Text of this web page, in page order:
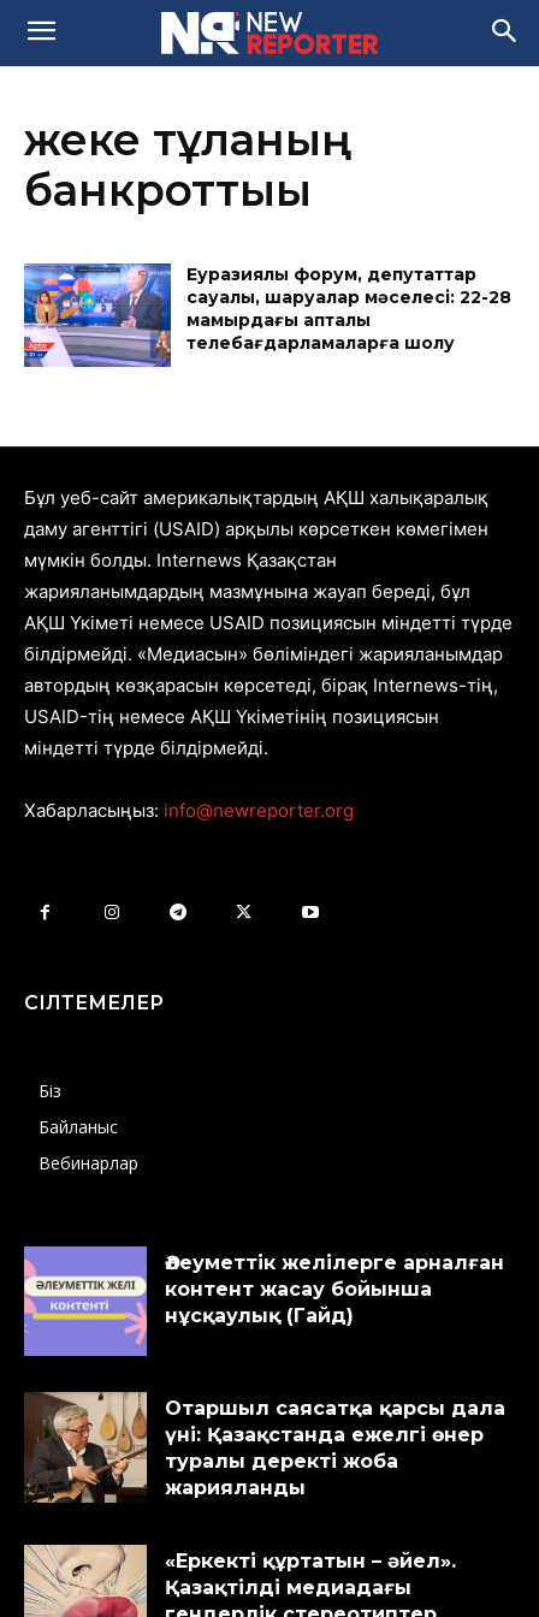
жеке тұлғаның
банкроттығы
Еуразиялық форум, депутаттар
сауалы, шаруалар мәселесі: 22-28
мамырдағы апталық
телебағдарламаларға шолу
Бұл уеб-сайт америкалықтардың АҚШ халықаралық
даму агенттігі (USAID) арқылы көрсеткен көмегімен
мүмкін болды. Internews Қазақстан
жарияланымдардың мазмұнына жауап береді, бұл
АҚШ Үкіметі немесе USAID позициясын міндетті түрде
білдірмейді. «Медиасын» бөліміндегі жарияланымдар
автордың көзқарасын көрсетеді, бірақ Internews-тің,
USAID-тің немесе АҚШ Үкіметінің позициясын
міндетті түрде білдірмейді.
Хабарласыңыз: info@newreporter.org
СІЛТЕМЕЛЕР
Біз
Байланыс
Вебинарлар
Әлеуметтік желілерге арналған
контент жасау бойынша
нұсқаулық (Гайд)
Отаршыл саясатқа қарсы дала
үні: Қазақстанда ежелгі өнер
туралы деректі жоба
жарияланды
«Еркекті құртатын – әйел».
Қазақтілді медиадағы